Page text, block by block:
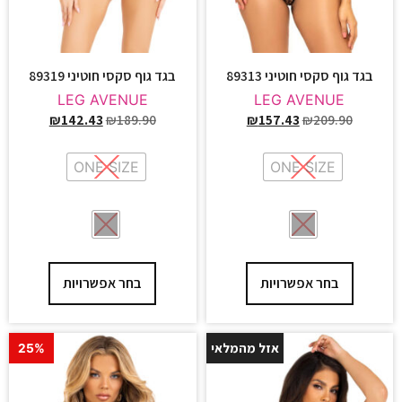
בגד גוף סקסי חוטיני 89313
LEG AVENUE
₪209.90
₪157.43
ONE SIZE
בחר אפשרויות
בגד גוף סקסי חוטיני 89319
LEG AVENUE
₪189.90
₪142.43
ONE SIZE
בחר אפשרויות
25%
אזל מהמלאי 25%